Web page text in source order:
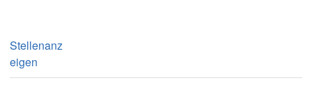
Stellenanz
eigen